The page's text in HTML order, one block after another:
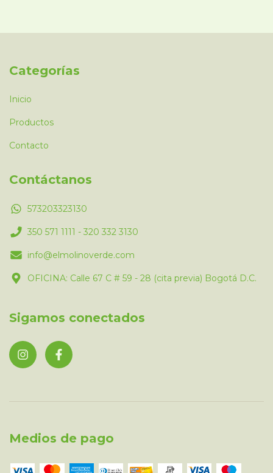
Categorías
Inicio
Productos
Contacto
Contáctanos
573203323130
350 571 1111 - 320 332 3130
info@elmolinoverde.com
OFICINA: Calle 67 C # 59 - 28 (cita previa) Bogotá D.C.
Sigamos conectados
Medios de pago